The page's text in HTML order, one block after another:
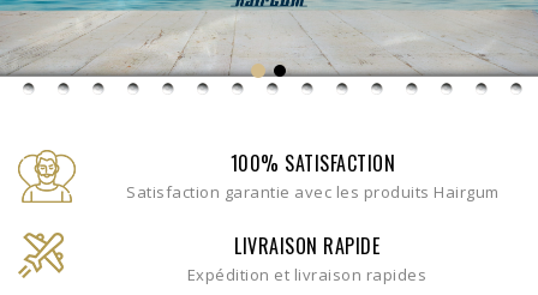
100% SATISFACTION
Satisfaction garantie avec les produits Hairgum
LIVRAISON RAPIDE
Expédition et livraison rapides